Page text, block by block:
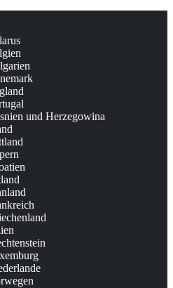
und Herzegowina